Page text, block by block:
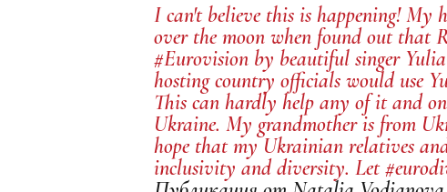
I can't believe this is happening! My
over the moon when found out that
#Eurovision by beautiful singer
hosting country officials would use
This can hardly help any of it and
Ukraine. My grandmother is from
hope that my Ukrainian relatives
inclusivity and diversity. Let